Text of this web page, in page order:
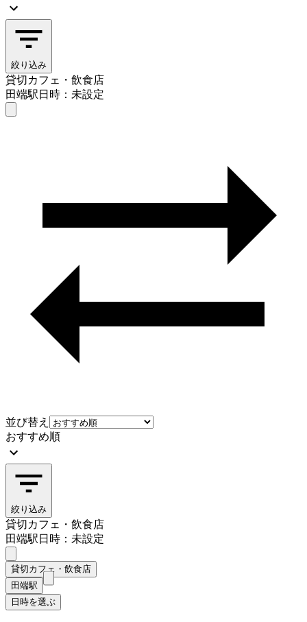
絞り込み
貸切カフェ・飲食店
田端駅日時：未設定
並び替え
おすすめ順
絞り込み
貸切カフェ・飲食店
田端駅日時：未設定
貸切カフェ・飲食店
田端駅
日時を選ぶ